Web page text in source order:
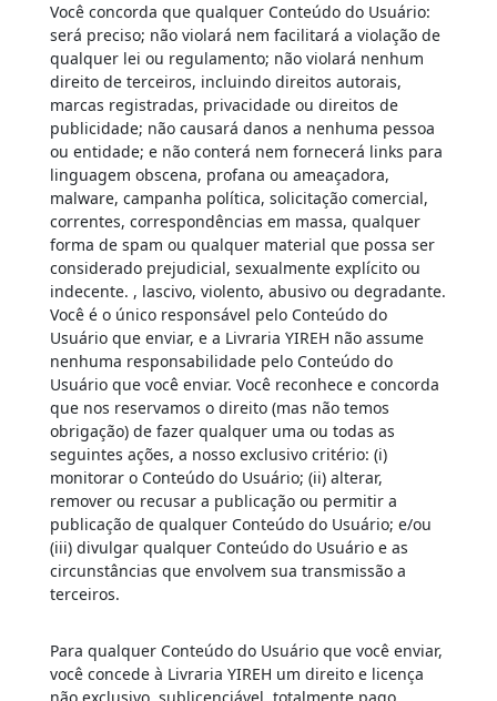
Você concorda que qualquer Conteúdo do Usuário:
será preciso; não violará nem facilitará a violação de
qualquer lei ou regulamento; não violará nenhum
direito de terceiros, incluindo direitos autorais,
marcas registradas, privacidade ou direitos de
publicidade; não causará danos a nenhuma pessoa
ou entidade; e não conterá nem fornecerá links para
linguagem obscena, profana ou ameaçadora,
malware, campanha política, solicitação comercial,
correntes, correspondências em massa, qualquer
forma de spam ou qualquer material que possa ser
considerado prejudicial, sexualmente explícito ou
indecente. , lascivo, violento, abusivo ou degradante.
Você é o único responsável pelo Conteúdo do
Usuário que enviar, e a Livraria YIREH não assume
nenhuma responsabilidade pelo Conteúdo do
Usuário que você enviar. Você reconhece e concorda
que nos reservamos o direito (mas não temos
obrigação) de fazer qualquer uma ou todas as
seguintes ações, a nosso exclusivo critério: (i)
monitorar o Conteúdo do Usuário; (ii) alterar,
remover ou recusar a publicação ou permitir a
publicação de qualquer Conteúdo do Usuário; e/ou
(iii) divulgar qualquer Conteúdo do Usuário e as
circunstâncias que envolvem sua transmissão a
terceiros.
Para qualquer Conteúdo do Usuário que você enviar,
você concede à Livraria YIREH um direito e licença